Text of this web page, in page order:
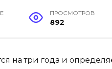
ПРОСМОТРОВ
892
на три года и